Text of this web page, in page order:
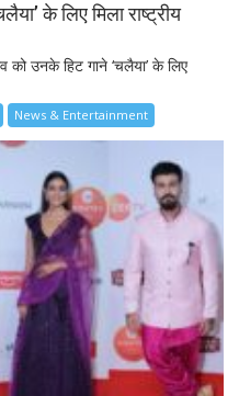
के लिए मिला राष्ट्रीय
को उनके हिट गाने ‘चलैया’ के लिए
News & Entertainment